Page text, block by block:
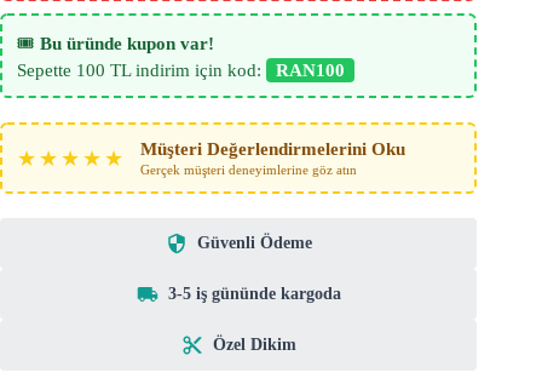
🎟️ Bu üründe kupon var!
Sepette 100 TL indirim için kod:
RAN100
★★★★★ Müşteri Değerlendirmelerini Oku
Gerçek müşteri deneyimlerine göz atın
Güvenli Ödeme
3-5 iş gününde kargoda
Özel Dikim